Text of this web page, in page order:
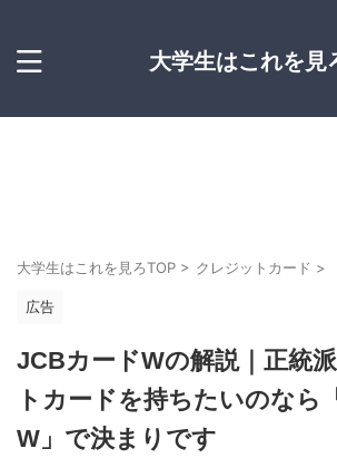
大学生はこれを見
大学生はこれを見ろTOP > クレジットカード >
広告
JCBカードWの解説｜正統
トカードを持ちたいのなら
W」で決まりです